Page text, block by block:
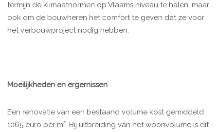
termijn de klimaatnormen op Vlaams niveau te halen, maar
ook om de bouwheren het comfort te geven dat ze voor
het verbouwproject nodig hebben.
Moeilijkheden en ergernissen
Een renovatie van een bestaand volume kost gemiddeld
1065 euro per m². Bij uitbreiding van het woonvolume is dit